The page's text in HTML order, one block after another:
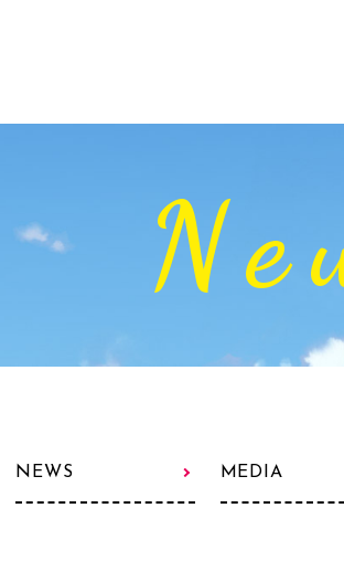
NEWS MEDIA